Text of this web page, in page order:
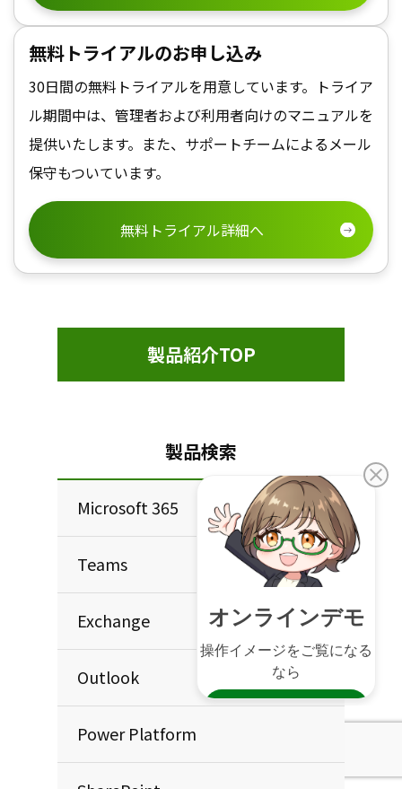
無料トライアルのお申し込み
30日間の無料トライアルを用意しています。トライア
ル期間中は、管理者および利用者向けのマニュアルを
提供いたします。また、サポートチームによるメール
保守もついています。
無料トライアル詳細へ
製品紹介TOP
製品検索
Microsoft 365
Teams
Exchange
Outlook
Power Platform